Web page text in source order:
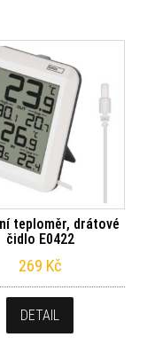
teploměr, drátové
čidlo E0422
269 Kč
DETAIL